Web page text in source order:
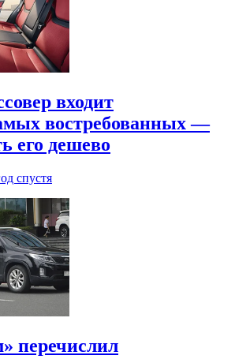
входит
востребованных —
его дешево
спустя
перечислил